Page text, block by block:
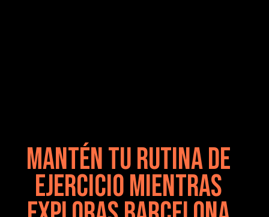
MANTÉN TU RUTINA DE
EJERCICIO MIENTRAS